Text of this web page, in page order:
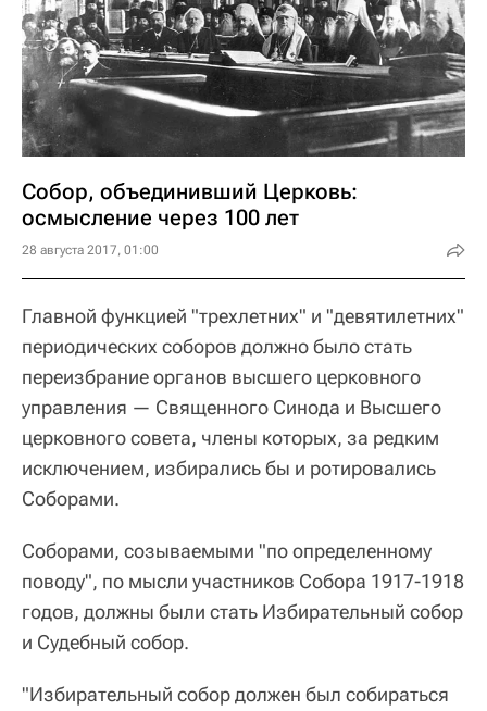
Собор, объединивший Церковь:
осмысление через 100 лет
28 августа 2017, 01:00
Главной функцией "трехлетних" и "девятилетних"
периодических соборов должно было стать
переизбрание органов высшего церковного
управления — Священного Синода и Высшего
церковного совета, члены которых, за редким
исключением, избирались бы и ротировались
Соборами.
Соборами, созываемыми "по определенному
поводу", по мысли участников Собора 1917-1918
годов, должны были стать Избирательный собор
и Судебный собор.
"Избирательный собор должен был собираться